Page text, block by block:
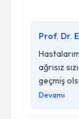
ihtiyacı
Prof. Dr.
ağrısız
geçmiş
Devamı